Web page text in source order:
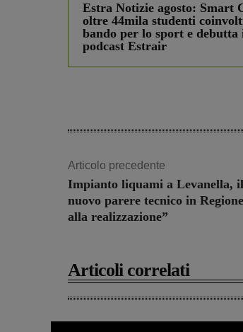
Estra Notizie agosto: Smart
oltre 44mila studenti
bando per lo sport e debutta
podcast Estrair
Articolo precedente
Impianto liquami a Levanella,
nuovo parere tecnico in
alla realizzazione”
Articoli correlati